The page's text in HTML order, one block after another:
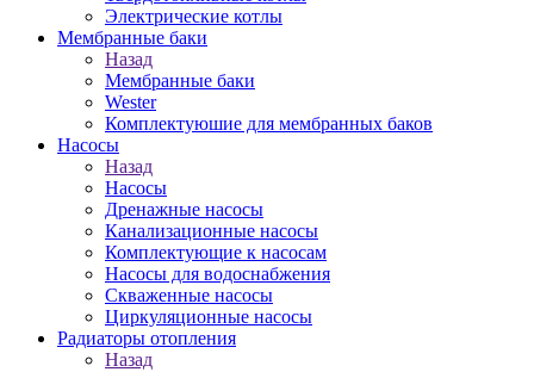
Электрические котлы
Мембранные баки
Назад
Мембранные баки
Wester
Комплектуюшие для мембранных баков
Насосы
Назад
Насосы
Дренажные насосы
Канализационные насосы
Комплектующие к насосам
Насосы для водоснабжения
Скваженные насосы
Циркуляционные насосы
Радиаторы отопления
Назад